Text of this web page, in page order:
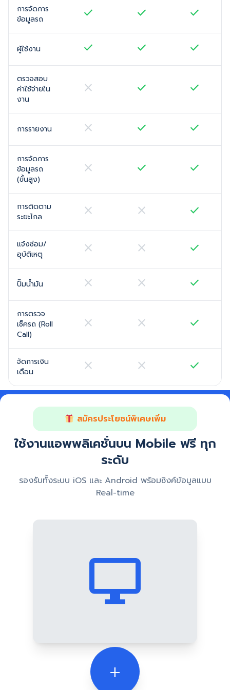
การจัดการ
ข้อมูลรถ
check check check
ผู้ใช้งาน check check check
ตรวจสอบ
ค่าใช้จ่ายใน
งาน
close check check
การรายงาน close check check
การจัดการ
ข้อมูลรถ
(ขั้นสูง)
close check check
การติดตาม
ระยะไกล
close close check
แจ้งซ่อม/
อุบัติเหตุ
close close check
ปั๊มน้ำมัน close close check
การตรวจ
เช็ครถ (Roll
Call)
close close check
จัดการเงิน
เดือน
close close check
สมัครประโยชน์พิเศษเพิ่ม
ใช้งานแอพพลิเคชั่นบน Mobile ฟรี ทุก
ระดับ
รองรับทั้งระบบ iOS และ Android พร้อมซิงค์ข้อมูลแบบ
Real-time
desktop_windows
add_2